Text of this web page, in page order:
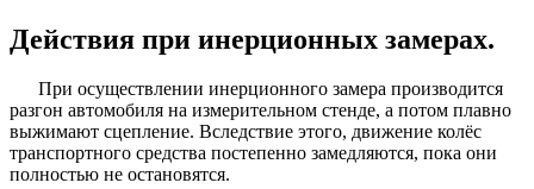
Действия при инерционных замерах.
При осуществлении инерционного замера производится
разгон автомобиля на измерительном стенде, а потом плавно
выжимают сцепление. Вследствие этого, движение колёс
транспортного средства постепенно замедляются, пока они
полностью не остановятся.